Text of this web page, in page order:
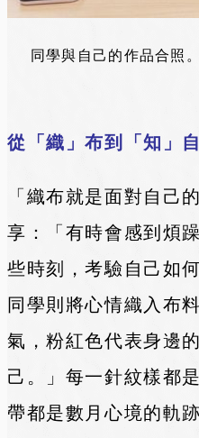
同學與自己的作品合照
從「織」布到「知」
「織布就是面對自己
享：「有時會感到煩
些時刻，考驗自己如
同學則將心情織入布
氣，粉紅色代表身邊
己。」 每一針紋樣都
帶都是數月心境的軌